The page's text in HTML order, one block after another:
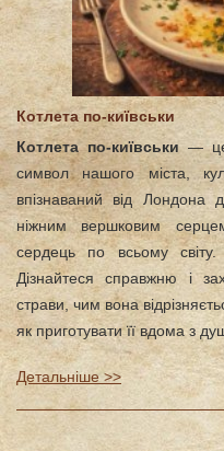
Котлета по-київськи
Котлета по-київськи— це
символ нашого міста,
впізнаваний від Лондона
ніжним вершковим
сердець по всьому
Дізнайтеся справжню і
страви, чим вона
як приготувати її вдома з
Детальніше >>